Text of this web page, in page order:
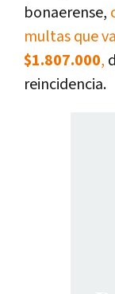
bonaerense,
multas que
$1.807.000,
reincidencia.